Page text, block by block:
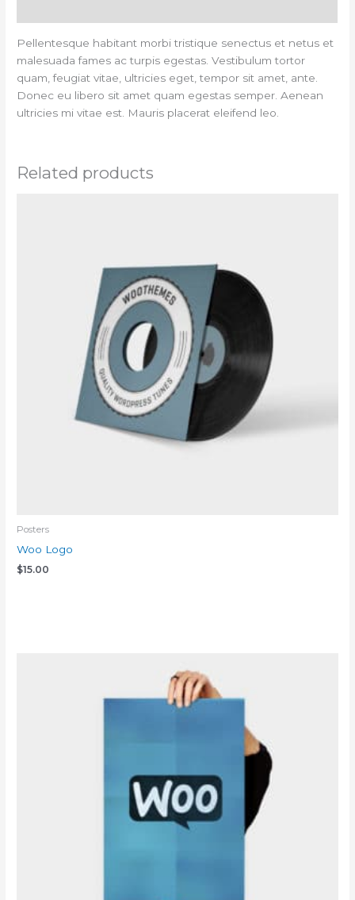
Pellentesque habitant morbi tristique senectus et netus et
malesuada fames ac turpis egestas. Vestibulum tortor
quam, feugiat vitae, ultricies eget, tempor sit amet, ante.
Donec eu libero sit amet quam egestas semper. Aenean
ultricies mi vitae est. Mauris placerat eleifend leo.
Related products
Posters
Woo Logo
$15.00